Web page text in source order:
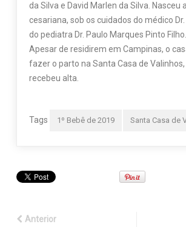
da Silva e David Marlen da Silva. Nasceu
cesariana, sob os cuidados do médico
do pediatra Dr. Paulo Marques Pinto Filho.
Apesar de residirem em Campinas, o
fazer o parto na Santa Casa de
recebeu alta.
Tags 1º Bebê de 2019 Santa Casa de
Anterior